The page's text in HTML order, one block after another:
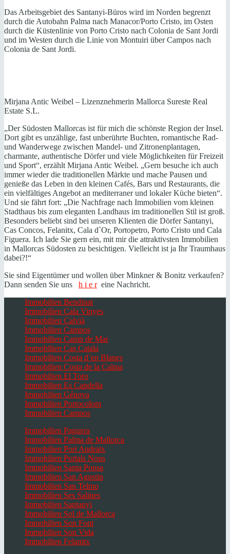
Das Arbeitsgebiet des Santanyi-Büros wird im Norden begrenzt
durch die Autobahn Palma nach Manacor/Porto Cristo, im Osten
durch die Küstenlinie von Porto Cristo nach Colonia de Sant Jordi
und im Westen durch die Linie von Montuiri über Campos nach
Colonia de Sant Jordi.
Mirjana Antic Weibel – Lizenznehmerin Mallorca Sureste Real
Estate S.L.
„Der Südosten Mallorcas ist für mich die schönste Region der Insel.
Dort gibt es unzählige, fast unberührte Buchten, romantische Rad-
und Wanderwege zwischen Mandel- und Zitronenplantagen,
charmante, authentische Dörfer und viele Möglichkeiten für Freizeit
und Sport“, erzählt Mirjana Antic Weibel. „Gern besuche ich auch
immer wieder die traditionellen Märkte und mache Pausen und
genieße das Leben in den kleinen Cafés, Bars und Restaurants, die
ein vielfältiges Angebot an mediterraner und lokaler Küche bieten“.
Und sie fährt fort: „Die Nachfrage nach Immobilien vom kleinen
Stadthaus bis zum eleganten Landhaus im traditionellen Stil ist groß.
Besonders beliebt sind bei unseren Klienten die Dörfer Santanyi,
Cas Concos, Felanitx, Cala d`Or, Portopetro, Porto Cristo und Cala
Figuera. Ich lade Sie gern ein, mit mir die attraktivsten Immobilien
in Mallorcas Südosten zu besichtigen. Vielleicht ist ja Ihr Traumhaus
dabei?!“
Sie sind Eigentümer und wollen über Minkner & Bonitz verkaufen?
Dann senden Sie uns h i e reine Nachricht.
Immobilien Bendinat
Immobilien Cala Vinyes
Immobilien Calvià
Immobilien Campos
Immobilien Camp de Mar
Immobilien Cas Catala
Immobilien Costa d’en Blanes
Immobilien Costa de la Calma
Immobilien El Toro
Immobilien Es Capdella
Immobilien Génova
Immobilien Portocolom
Immobilien Campos
Immobilien Paguera
Immobilien Palma de Mallorca
Immobilien Port Andratx
Immobilien Portals Nous
Immobilien Santa Ponsa
Immobilien San Agustin
Immobilien San Telmo
Immobilien Ses Salines
Immobilien Santanyi
Immobilien Sol de Mallorca
Immobilien Son Font
Immobilien Son Vida
Immobilien Felanitx